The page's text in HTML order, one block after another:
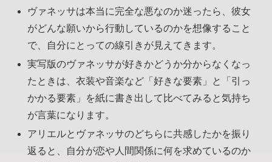
ヴァネッサは本当に完全な悪なのか迷ったら、彼女
がどんな願いから行動しているのかを想像すること
で、自分にとっての線引きが見えてきます。
実写版のヴァネッサが好きかどうか分からなくなっ
たときは、衣装や音楽など「好きな要素」と「引っ
かかる要素」を紙に書き出して比べてみると気持ち
が言葉になります。
アリエルとヴァネッサのどちらに共感したかを振り
返ると、自分が恋や人間関係に何を求めているのか